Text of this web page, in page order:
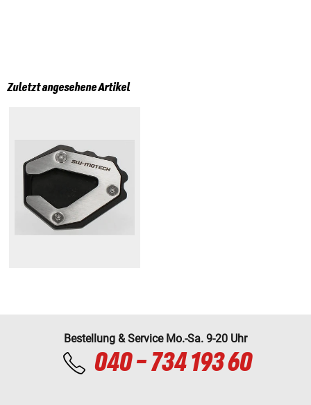
Zuletzt angesehene Artikel
Bestellung & Service Mo.-Sa. 9-20 Uhr
040 - 734 193 60